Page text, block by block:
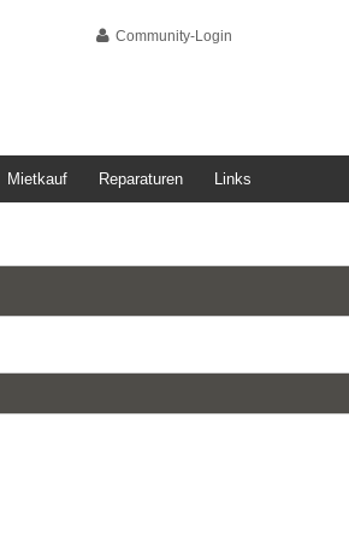
Community-Login
Mietkauf Reparaturen Links